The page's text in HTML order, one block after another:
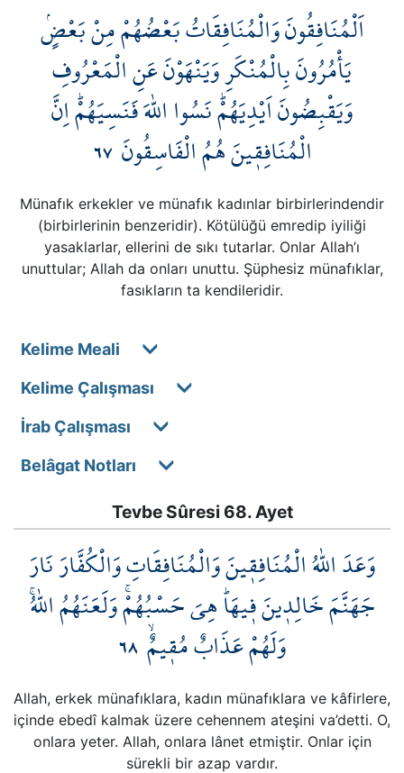
اَلْمُنَافِقُونَ وَالْمُنَافِقَاتُ بَعْضُهُمْ مِنْ بَعْضٍۢ
يَأْمُرُونَ بِالْمُنْكَرِ وَيَنْهَوْنَ عَنِ الْمَعْرُوفِ
وَيَقْبِضُونَ اَيْدِيَهُمْۜ نَسُوا اللّٰهَ فَنَسِيَهُمْۜ اِنَّ
الْمُنَافِق۪ينَ هُمُ الْفَاسِقُونَ٦٧
Münafık erkekler ve münafık kadınlar birbirlerindendir
(birbirlerinin benzeridir). Kötülüğü emredip iyiliği
yasaklarlar, ellerini de sıkı tutarlar. Onlar Allah’ı
unuttular; Allah da onları unuttu. Şüphesiz münafıklar,
fasıkların ta kendileridir.
Kelime Meali
Kelime Çalışması
İrab Çalışması
Belâgat Notları
Tevbe Sûresi 68. Ayet
وَعَدَ اللّٰهُ الْمُنَافِق۪ينَ وَالْمُنَافِقَاتِ وَالْكُفَّارَ نَارَ
جَهَنَّمَ خَالِد۪ينَ ف۪يهَاۜ هِيَ حَسْبُهُمْۚ وَلَعَنَهُمُ اللّٰهُۚ
وَلَهُمْ عَذَابٌ مُق۪يمٌۙ٦٨
Allah, erkek münafıklara, kadın münafıklara ve kâfirlere,
içinde ebedî kalmak üzere cehennem ateşini va’detti. O,
onlara yeter. Allah, onlara lânet etmiştir. Onlar için
sürekli bir azap vardır.